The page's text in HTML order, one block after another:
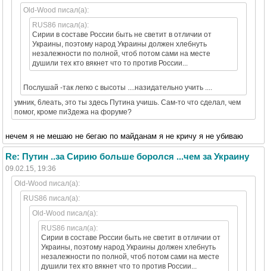
Old-Wood писал(а):
RUS86 писал(а):
Сирии в составе России быть не светит в отличии от
Украины, поэтому народ Украины должен хлебнуть
незалежности по полной, чтоб потом сами на месте
душили тех кто вякнет что то против России...
Послушай -так легко с высоты ....назидательно учить ....
умник, 6леать, это ты здесь Путина учишь. Сам-то что сделал, чем
помог, кроме пи3дежа на форуме?
нечем я не мешаю не бегаю по майданам я не кричу я не убиваю
Re: Путин ..за Сирию больше боролся ...чем за Украину
09.02.15, 19:36
Old-Wood писал(а):
RUS86 писал(а):
Old-Wood писал(а):
RUS86 писал(а):
Сирии в составе России быть не светит в отличии от
Украины, поэтому народ Украины должен хлебнуть
незалежности по полной, чтоб потом сами на месте
душили тех кто вякнет что то против России...